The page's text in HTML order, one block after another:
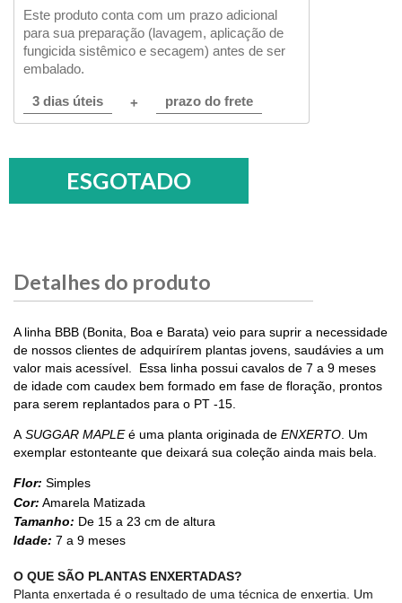
Este produto conta com um prazo adicional
para sua preparação (lavagem, aplicação de
fungicida sistêmico e secagem) antes de ser
embalado.
3 dias úteis + prazo do frete
Detalhes do produto
A linha BBB (Bonita, Boa e Barata) veio para suprir a necessidade
de nossos clientes de adquirírem plantas jovens, saudávies a um
valor mais acessível. Essa linha possui cavalos de 7 a 9 meses
de idade com caudex bem formado em fase de floração, prontos
para serem replantados para o PT -15.
ASUGGAR MAPLEé uma planta originada de ENXERTO. Um
exemplar estonteante que deixará sua coleção ainda mais bela.
Flor: Simples
Cor: Amarela Matizada
Tamanho: De 15 a 23 cm de altura
Idade: 7 a 9 meses
O QUE SÃO PLANTAS ENXERTADAS?
Planta enxertada é o resultado de uma técnica de enxertia. Um